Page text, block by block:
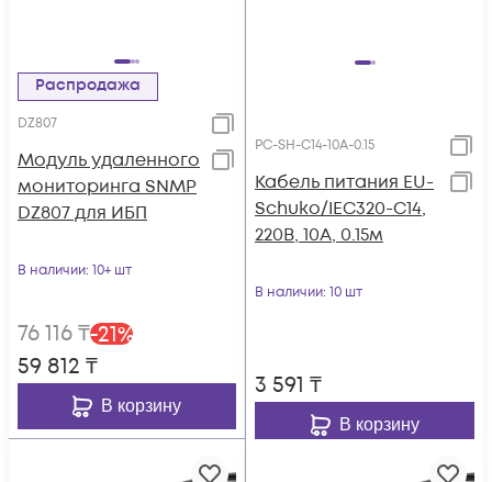
Распродажа
DZ807
Модуль удаленного
мониторинга SNMP
DZ807 для ИБП
В наличии: 10+ шт
76 116₸-21%
59 812 ₸
В корзину
PC-SH-C14-10A-0.15
Кабель питания EU-
Schuko/IEC320-C14,
220B, 10А, 0.15м
В наличии: 10 шт
3 591 ₸
В корзину